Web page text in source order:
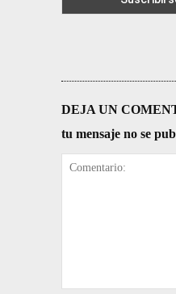
DEJA UN
tu mensaje no se